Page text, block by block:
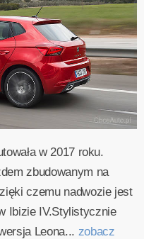
w 2017 roku.
zbudowanym na
czemu nadwozie jest
Ibizie IV.Stylistycznie
Leona... zobacz